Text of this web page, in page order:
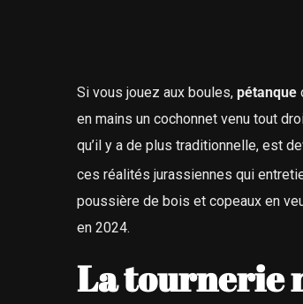
Si vous jouez aux boules, pétanque
en mains un cochonnet venu tout
qu’il y a de plus traditionnelle, est
ces réalités jurassiennes qui
poussière de bois et copeaux en
en 2024.
La tournerie